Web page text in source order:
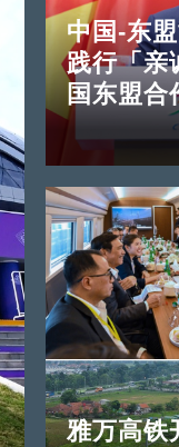
中国-东
践行「亲
国东盟合
雅万高铁